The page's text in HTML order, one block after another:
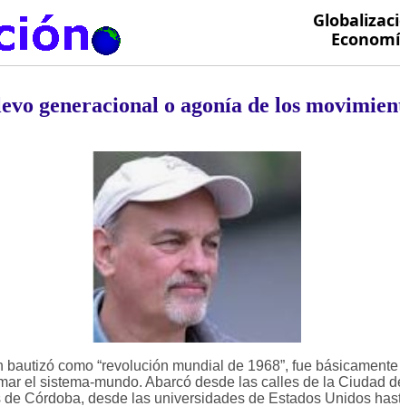
generacional o agonía de los
como “revolución mundial de 1968”, fue
el sistema-mundo. Abarcó desde las calles de la Ciudad
Córdoba, desde las universidades de Estados Unidos